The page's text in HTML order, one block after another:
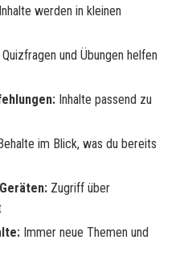
Inhalte werden in kleinen
Quizfragen und Übungen helfen
Inhalte passend zu
im Blick, was du bereits
Zugriff über
Immer neue Themen und